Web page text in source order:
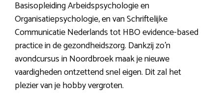
Basisopleiding Arbeidspsychologie en
Organisatiepsychologie, en van Schriftelijke
Communicatie Nederlands tot HBO evidence-based
practice in de gezondheidszorg. Dankzij zo’n
avondcursus in Noordbroek maak je nieuwe
vaardigheden ontzettend snel eigen. Dit zal het
plezier van je hobby vergroten.